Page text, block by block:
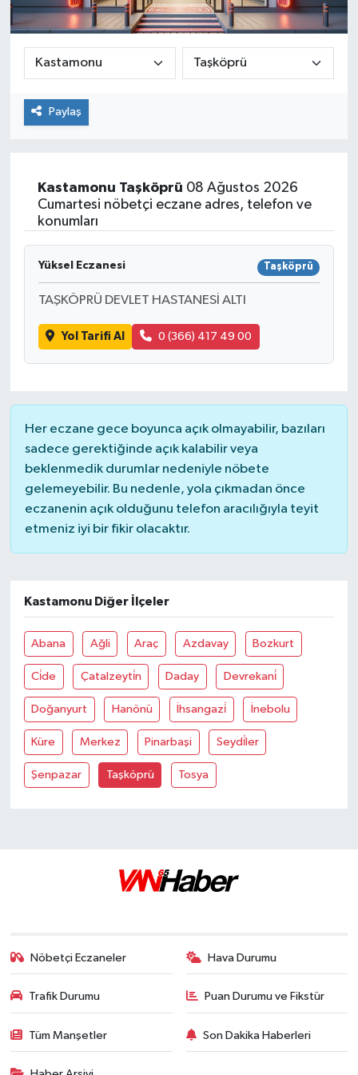
Paylaş
Kastamonu Taşköprü 08 Ağustos 2026
Cumartesi nöbetçi eczane adres, telefon ve
konumları
Yüksel Eczanesi Taşköprü
TAŞKÖPRÜ DEVLET HASTANESİ ALTI
Yol Tarifi Al 0 (366) 417 49 00
Her eczane gece boyunca açık olmayabilir, bazıları
sadece gerektiğinde açık kalabilir veya
beklenmedik durumlar nedeniyle nöbete
gelemeyebilir. Bu nedenle, yola çıkmadan önce
eczanenin açık olduğunu telefon aracılığıyla teyit
etmeniz iyi bir fikir olacaktır.
Kastamonu Diğer İlçeler
Abana Ağli Araç Azdavay Bozkurt
Ci̇de Çatalzeyti̇n Daday Devrekani̇
Doğanyurt Hanönü İhsangazi̇ İnebolu
Küre Merkez Pinarbaşi Seydi̇ler
Şenpazar Taşköprü Tosya
Nöbetçi Eczaneler Hava Durumu
Trafik Durumu Puan Durumu ve Fikstür
Tüm Manşetler Son Dakika Haberleri